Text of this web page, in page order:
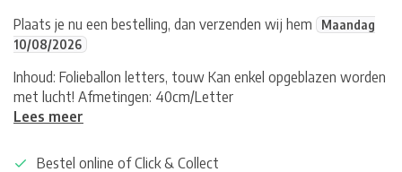
Plaats je nu een bestelling, dan verzenden wij hem
Maandag
10/08/2026
Inhoud: Folieballon letters, touw Kan enkel opgeblazen worden
met lucht! Afmetingen: 40cm/Letter
Lees meer
Bestel online of Click & Collect